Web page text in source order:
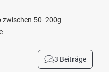
50- 200g
3 Beiträge